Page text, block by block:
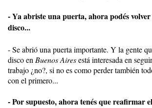
- Ya abriste una puerta, ahora podés volver
disco...
- Se abrió una puerta importante. Y la gente
disco enBuenos Airesestá interesada en
trabajo ¿no?, si no es como perder también
con el primero...
- Por supuesto, ahora tenés que reafirmar